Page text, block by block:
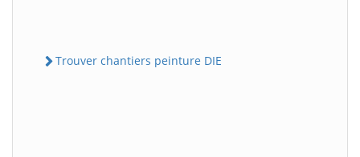
Trouver chantiers peinture DIE